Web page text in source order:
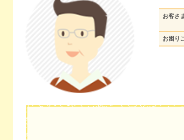
お客さ
お困り